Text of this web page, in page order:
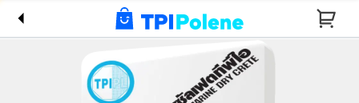
ซัลเฟตทีพี
KSC
M403S